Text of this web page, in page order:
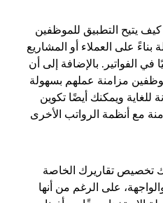
كيف يتيح التطبيق للموظفين
على العملاء أو المشاريع
في الفواتير. بالإضافة إلى أن
مزامنة عملهم بسهولة
للغاية ويمكنك أيضًا تكوين
مع أنظمة الرواتب الأخرى
تخصيص تقاريرك الخاصة
على الرغم من أنها